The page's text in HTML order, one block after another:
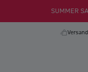
SUMMER